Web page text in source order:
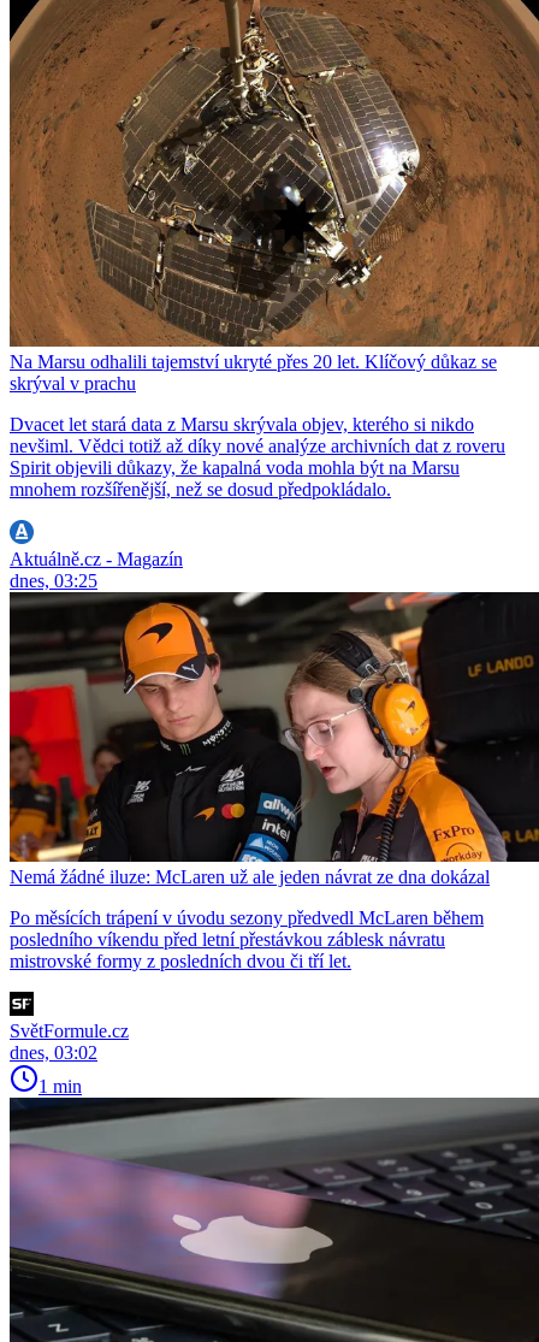
Na Marsu odhalili tajemství ukryté přes 20 let. Klíčový důkaz se
skrýval v prachu
Dvacet let stará data z Marsu skrývala objev, kterého si nikdo
nevšiml. Vědci totiž až díky nové analýze archivních dat z roveru
Spirit objevili důkazy, že kapalná voda mohla být na Marsu
mnohem rozšířenější, než se dosud předpokládalo.
Aktuálně.cz - Magazín
dnes, 03:25
Nemá žádné iluze: McLaren už ale jeden návrat ze dna dokázal
Po měsících trápení v úvodu sezony předvedl McLaren během
posledního víkendu před letní přestávkou záblesk návratu
mistrovské formy z posledních dvou či tří let.
SvětFormule.cz
dnes, 03:02
1 min